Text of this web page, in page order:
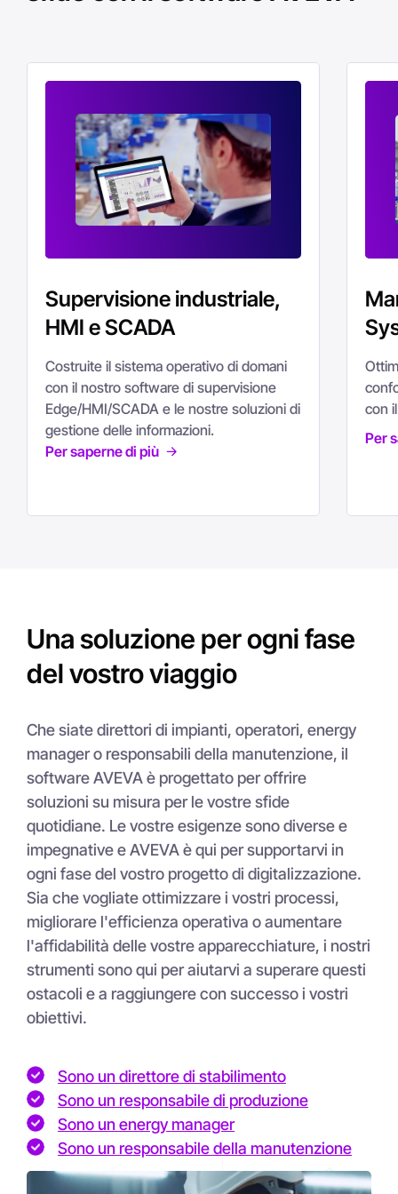
Supervisione industriale,
HMI e SCADA
Costruite il sistema operativo di domani
con il nostro software di supervisione
Edge/HMI/SCADA e le nostre soluzioni di
gestione delle informazioni.
Per saperne di più
con
Per
Una soluzione per ogni fase
del vostro viaggio
Che siate direttori di impianti, operatori, energy
manager o responsabili della manutenzione, il
software AVEVA è progettato per offrire
soluzioni su misura per le vostre sfide
quotidiane. Le vostre esigenze sono diverse e
impegnative e AVEVA è qui per supportarvi in
ogni fase del vostro progetto di digitalizzazione.
Sia che vogliate ottimizzare i vostri processi,
migliorare l'efficienza operativa o aumentare
l'affidabilità delle vostre apparecchiature, i nostri
strumenti sono qui per aiutarvi a superare questi
ostacoli e a raggiungere con successo i vostri
obiettivi.
Sono un direttore di stabilimento
Sono un responsabile di produzione
Sono un energy manager
Sono un responsabile della manutenzione